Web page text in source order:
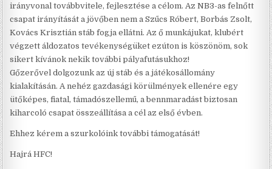
irányvonal továbbvitele, fejlesztése a célom. Az NB3-as felnőtt
csapat irányítását a jövőben nem a Szűcs Róbert, Borbás Zsolt,
Kovács Krisztián stáb fogja ellátni. Az ő munkájukat, klubért
végzett áldozatos tevékenységüket ezúton is köszönöm, sok
sikert kívánok nekik további pályafutásukhoz!
Gőzerővel dolgozunk az új stáb és a játékosállomány
kialakításán. A nehéz gazdasági körülmények ellenére egy
ütőképes, fiatal, támadószellemű, a bennmaradást biztosan
kiharcoló csapat összeállítása a cél az első évben.
Ehhez kérem a szurkolóink további támogatását!
Hajrá HFC!